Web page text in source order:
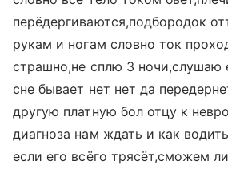
перёдергиваются,подбородок
рукам и ногам словно ток
страшно,не сплю 3 ночи,слушаю
сне бывает нет нет да
другую платную бол отцу к
диагноза нам ждать и как
если его всёго трясёт,сможем